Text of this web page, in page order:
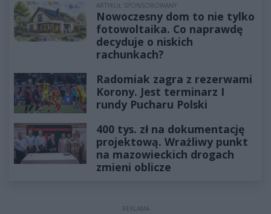
ARTYKUŁ SPONSOROWANY
Nowoczesny dom to nie tylko
fotowoltaika. Co naprawdę
decyduje o niskich
rachunkach?
Radomiak zagra z rezerwami
Korony. Jest terminarz I
rundy Pucharu Polski
400 tys. zł na dokumentację
projektową. Wrażliwy punkt
na mazowieckich drogach
zmieni oblicze
REKLAMA